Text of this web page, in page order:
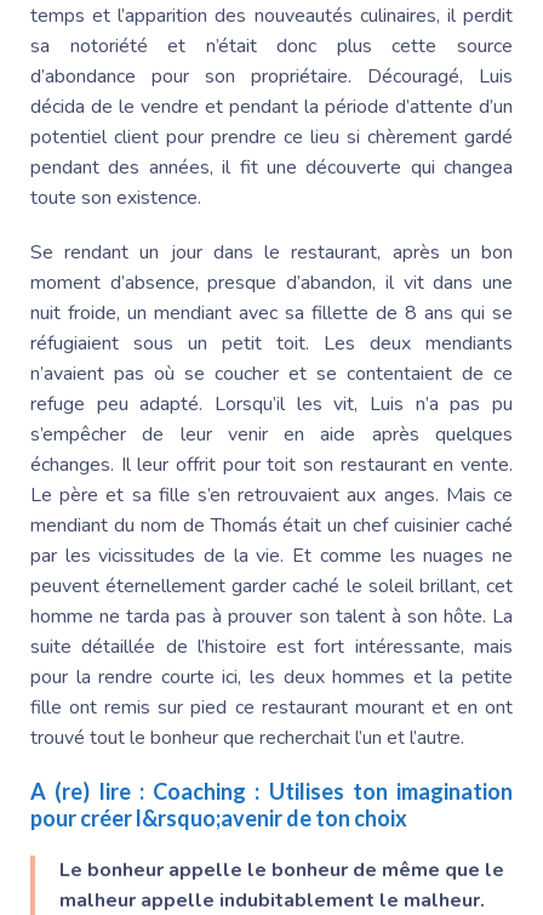
temps et l’apparition des nouveautés culinaires, il perdit
sa notoriété et n’était donc plus cette source
d’abondance pour son propriétaire. Découragé, Luis
décida de le vendre et pendant la période d’attente d’un
potentiel client pour prendre ce lieu si chèrement gardé
pendant des années, il fit une découverte qui changea
toute son existence.
Se rendant un jour dans le restaurant, après un bon
moment d’absence, presque d’abandon, il vit dans une
nuit froide, un mendiant avec sa fillette de 8 ans qui se
réfugiaient sous un petit toit. Les deux mendiants
n’avaient pas où se coucher et se contentaient de ce
refuge peu adapté. Lorsqu’il les vit, Luis n’a pas pu
s’empêcher de leur venir en aide après quelques
échanges. Il leur offrit pour toit son restaurant en vente.
Le père et sa fille s’en retrouvaient aux anges. Mais ce
mendiant du nom de Thomás était un chef cuisinier caché
par les vicissitudes de la vie. Et comme les nuages ne
peuvent éternellement garder caché le soleil brillant, cet
homme ne tarda pas à prouver son talent à son hôte. La
suite détaillée de l’histoire est fort intéressante, mais
pour la rendre courte ici, les deux hommes et la petite
fille ont remis sur pied ce restaurant mourant et en ont
trouvé tout le bonheur que recherchait l’un et l’autre.
A (re) lire : Coaching : Utilises ton imagination
pour créer l&rsquo;avenir de ton choix
Le bonheur appelle le bonheur de même que le
malheur appelle indubitablement le malheur.